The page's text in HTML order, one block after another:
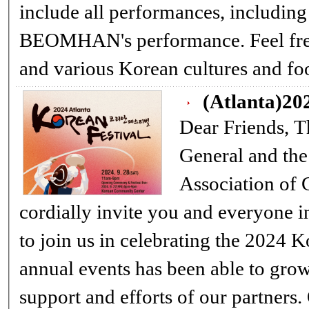
include all performances,
BEOMHAN's performance. Feel free to enjoy K-pop
Dear Friends, The Korean Consul
General and
Association of
cordially invite you and everyone
to join us in celebrating the 2024
annual events has been able to
support and efforts of our